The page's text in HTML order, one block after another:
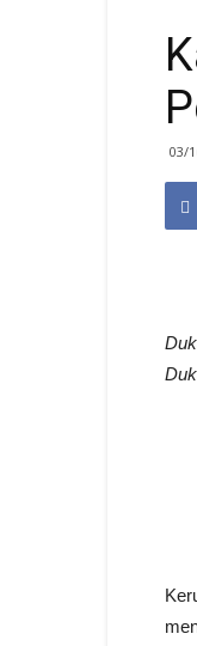
03/